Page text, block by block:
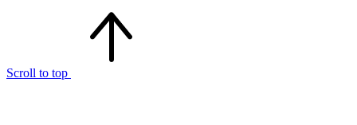
Scroll to top